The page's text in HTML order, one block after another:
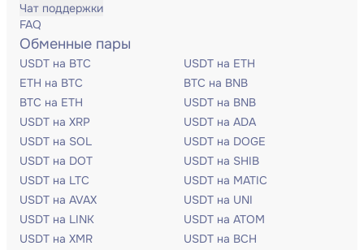
Чат поддержки
FAQ
Обменные пары
USDT на BTC
USDT на ETH
ETH на BTC
BTC на BNB
BTC на ETH
USDT на BNB
USDT на XRP
USDT на ADA
USDT на SOL
USDT на DOGE
USDT на DOT
USDT на SHIB
USDT на LTC
USDT на MATIC
USDT на AVAX
USDT на UNI
USDT на LINK
USDT на ATOM
USDT на XMR
USDT на BCH